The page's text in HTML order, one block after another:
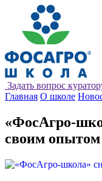
Задать вопрос
Главная О школе
«ФосАгро-
своим опытом